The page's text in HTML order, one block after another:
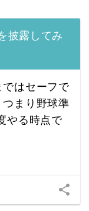
披露してみ
ではセーフで
まり野球準
やる時点で
share